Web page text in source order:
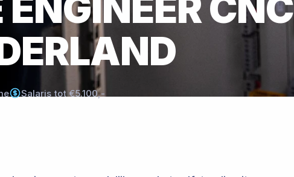
Salaris tot €5.100,-​​​​‌ ‍ ​‍​‍‌‍ ‌ ​‍‌‍‍‌‌‍‌ ‌‍‍‌‌‍ ‍​‍​‍​ ‍‍​‍​‍‌ ​ ‌‍​‌‌‍ ‍‌‍‍‌‌ ‌​‌ ‍‌​‍ ‍‌‍‍‌‌‍ ​‍​‍​‍ ​​‍​‍‌‍‍​‌ ​‍‌‍‌‌‌‍‌‍​‍​‍​ ‍‍​‍​‍​‍ ‌ ​ ‌ ‌​‌ ‌‌‌‍‌​‌‍‍‌‌‍ ​‍ ‌‍‍‌‌‍ ‍‌ ‌​‌‍‌‌‌‍ ‍‌ ‌​​‍ ‌‍‌‌‌‍‌​‌‍‍‌‌ ‌​​‍ ‌‍ ‌‌‍ ‌‍‌​‌‍‌‌​ ‌‌ ​​‌ ​‍‌‍‌‌‌ ​ ‌‍‌‌‌‍ ‍‌ ‌​‌‍​‌‌ ‌​‌‍‍‌‌‍ ‌‍ ‍​ ‍ ‌‍‍‌‌‍‌​​ ‌‌ ‌‍‌‍​‌‌‍​ ‌‍​‌‌ ‌​‌ ‌‌‌ ​‍‌‍‌‌​‍ ‍‌‍‌​​ ​‍​ ​​​ ‍​​ ​‌​ ‍‌​ ​‍​ ​ ​ ‌‍‌‍‌​​ ​‍​ ‌‌​ ‌​‌‍​‍​ ​​​ ​ ​ ‍ ‌ ‌​‌ ‍‌‌ ​​‌‍‌‌​ ‌‌ ‌‍‌‍​‌‌‍​ ‌‍​‌‌ ‌​‌ ‌‌‌ ​‍‌‍‌‌​ ‍ ‌ ​​‌‍​‌‌ ‌​‌‍‍​​ ‌‌ ​ ‌‍​‌‌‍ ​‌‍​‌‌ ​‍‌ ‍‌‌‌ ‌‍‌​‌‍‍‌‌ ​ ‌ ​​‌‍ ​‌‍​‌‌ ‍‌​ ‌‍​‍‌‍​‌‌ ​ ‌‍‌‌‌‌‌‌‌ ​‍‌‍ ​​ ‌​‍‌‌​ ​‍‌​‌‍‌ ​ ‌ ‌​‌ ‌‌‌‍‌​‌‍‍‌‌‍ ​‍‌‍‌‍‍‌‌‍‌​​ ‌‌ ‌‍‌‍​‌‌‍​ ‌‍​‌‌ ‌​‌ ‌‌‌ ​‍‌‍‌‌​‍ ‍‌‍‌​​ ​‍​ ​​​ ‍​​ ​‌​ ‍‌​ ​‍​ ​ ​ ‌‍‌‍‌​​ ​‍​ ‌‌​ ‌​‌‍​‍​ ​​​ ​ ​‍‌‍‌ ‌​‌ ‍‌‌ ​​‌‍‌‌​ ‌‌ ‌‍‌‍​‌‌‍​ ‌‍​‌‌ ‌​‌ ‌‌‌ ​‍‌‍‌‌​‍‌‍‌ ​​‌‍​‌‌ ‌​‌‍‍​​ ‌‌ ​ ‌‍​‌‌‍ ​‌‍​‌‌ ​‍‌ ‍‌‌‌ ‌‍‌​‌‍‍‌‌ ​ ‌ ​​‌‍ ​‌‍​‌‌ ‍‌​‍‌‍‌ ​​‌‍‌‌‌ ​‍‌ ​ ‌ ​​‌‍‌‌‌‍​ ‌ ‌​‌‍‍‌‌ ‌‍‌‍‌‌​ ‌‌ ​​‌ ‌‌‌‍​‍‌‍ ​‌‍‍‌‌ ​ ‌‍‍​‌‍‌‌‌‍‌​​‍​‍‌ ‌